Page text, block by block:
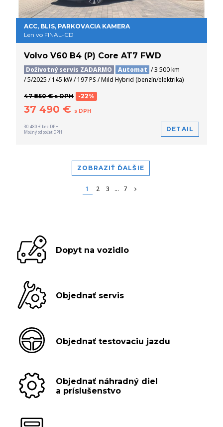
ACC, BLIS, PARKOVACIA KAMERA
Len vo FINAL-CD
Volvo V60 B4 (P) Core AT7 FWD
Doživotný servis ZADARMO Automat / 3 500 km
/ 5/2025 / 145 kW / 197 PS / Mild Hybrid (benzín/elektrika)
47 850 € s DPH -22%
37 490 € s DPH
30 480 € bez DPH
Možný odpočet DPH
DETAIL
ZOBRAZIŤ ĎALŠIE
1 2 3 ... 7
Dopyt na vozidlo
Objednať servis
Objednať testovaciu jazdu
Objednať náhradný diel
a príslušenstvo